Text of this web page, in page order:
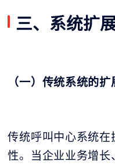
三、系统扩
（一）传统系统的
传统呼叫中心系统
性。当企业业务增